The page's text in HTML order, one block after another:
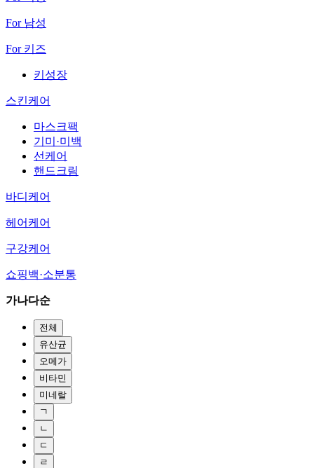
For 남성
For 키즈
키성장
스킨케어
마스크팩
기미·미백
선케어
핸드크림
바디케어
헤어케어
구강케어
쇼핑백·소분통
가나다순
전체
유산균
오메가
비타민
미네랄
ㄱ
ㄴ
ㄷ
ㄹ